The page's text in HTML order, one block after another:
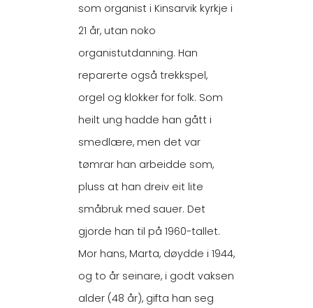
som organist i Kinsarvik kyrkje i
21 år, utan noko
organistutdanning. Han
reparerte også trekkspel,
orgel og klokker for folk. Som
heilt ung hadde han gått i
smedlære, men det var
tømrar han arbeidde som,
pluss at han dreiv eit lite
småbruk med sauer. Det
gjorde han til på 1960-tallet.
Mor hans, Marta, døydde i 1944,
og to år seinare, i godt vaksen
alder (48 år), gifta han seg